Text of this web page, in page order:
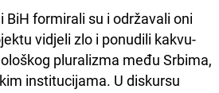
BiH formirali su i održavali oni
vidjeli zlo i ponudili kakvu-
pluralizma među Srbima,
institucijama. U diskursu